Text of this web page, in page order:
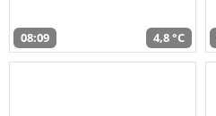
08:09 4,8 °C